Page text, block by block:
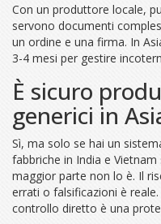
Con un produttore locale,
servono documenti
un ordine e una firma. In
3-4 mesi per gestire
È sicuro
generici in
Sì, ma solo se hai un
fabbriche in India e
maggior parte non lo è. Il
errati o falsificazioni è
controllo diretto è una